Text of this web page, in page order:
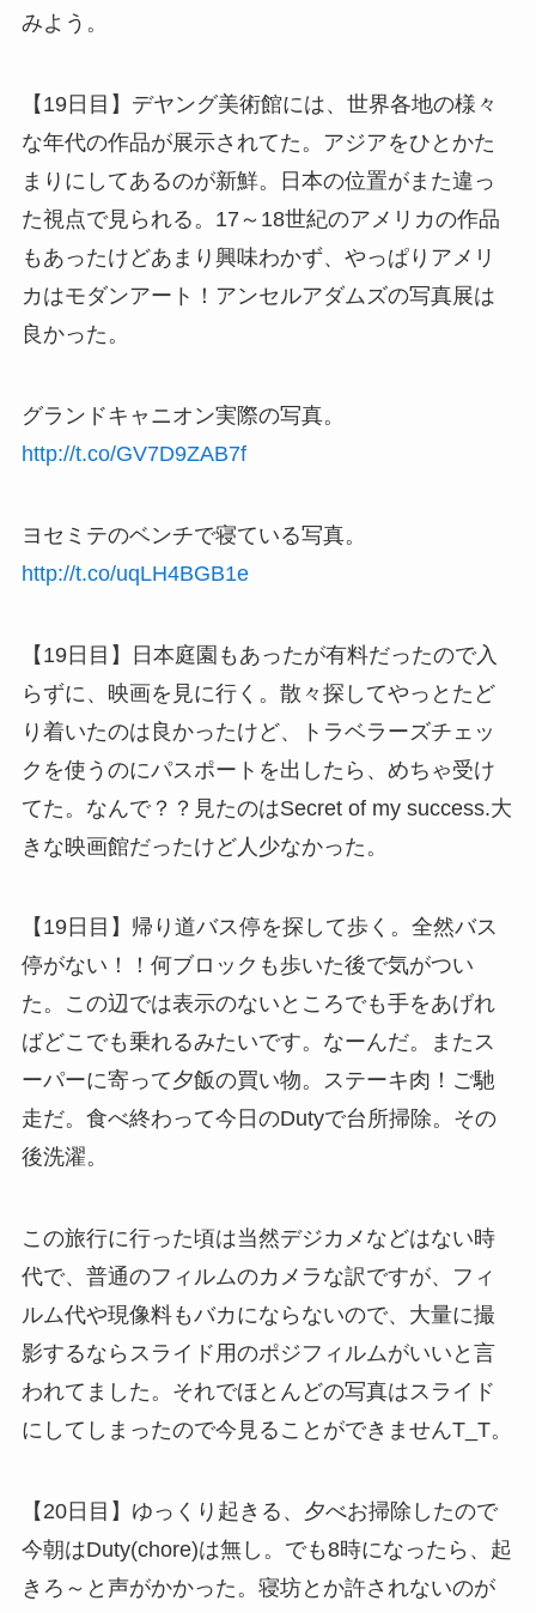
みよう。
【19日目】デヤング美術館には、世界各地の様々
な年代の作品が展示されてた。アジアをひとかた
まりにしてあるのが新鮮。日本の位置がまた違っ
た視点で見られる。17～18世紀のアメリカの作品
もあったけどあまり興味わかず、やっぱりアメリ
カはモダンアート！アンセルアダムズの写真展は
良かった。
グランドキャニオン実際の写真。
http://t.co/GV7D9ZAB7f
ヨセミテのベンチで寝ている写真。
http://t.co/uqLH4BGB1e
【19日目】日本庭園もあったが有料だったので入
らずに、映画を見に行く。散々探してやっとたど
り着いたのは良かったけど、トラベラーズチェッ
クを使うのにパスポートを出したら、めちゃ受け
てた。なんで？？見たのはSecret of my success.大
きな映画館だったけど人少なかった。
【19日目】帰り道バス停を探して歩く。全然バス
停がない！！何ブロックも歩いた後で気がつい
た。この辺では表示のないところでも手をあげれ
ばどこでも乗れるみたいです。なーんだ。またス
ーパーに寄って夕飯の買い物。ステーキ肉！ご馳
走だ。食べ終わって今日のDutyで台所掃除。その
後洗濯。
この旅行に行った頃は当然デジカメなどはない時
代で、普通のフィルムのカメラな訳ですが、フィ
ルム代や現像料もバカにならないので、大量に撮
影するならスライド用のポジフィルムがいいと言
われてました。それでほとんどの写真はスライド
にしてしまったので今見ることができませんT_T。
【20日目】ゆっくり起きる、夕べお掃除したので
今朝はDuty(chore)は無し。でも8時になったら、起
きろ～と声がかかった。寝坊とか許されないのが